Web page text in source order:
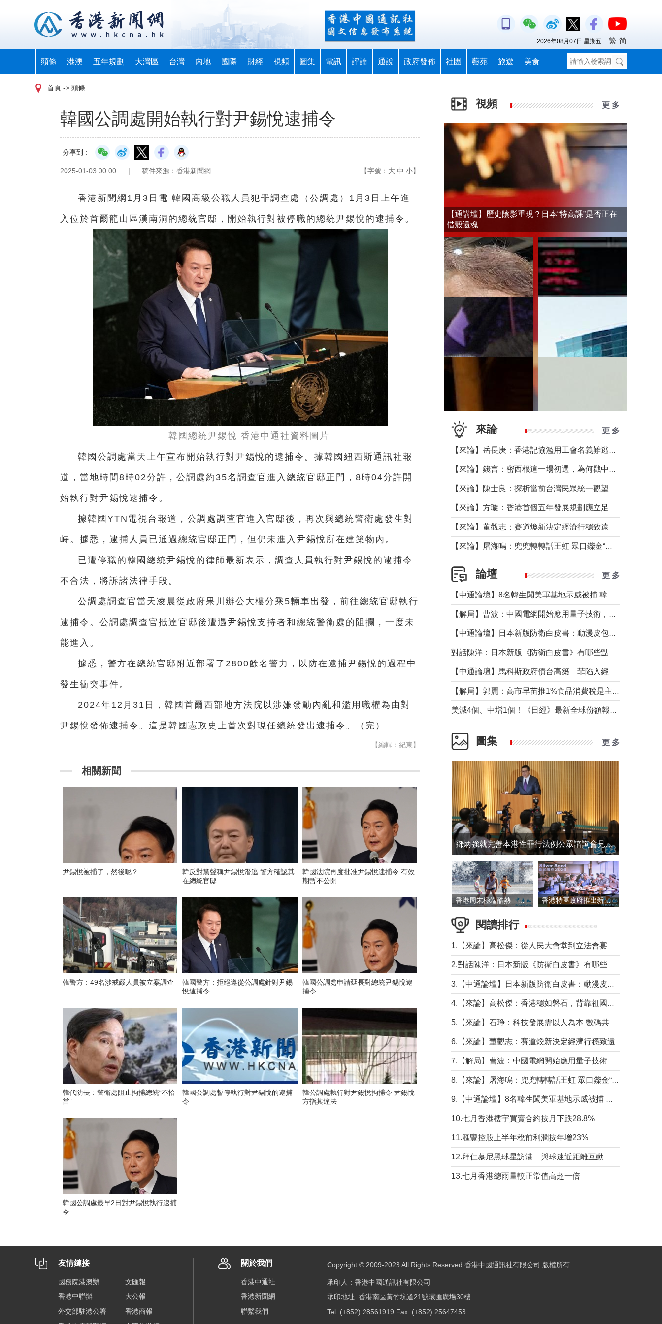
頭條 港澳 五年規劃 大灣區 台灣 內地 國際 財經 視頻 圖集 電訊 評論 通說 政府發佈 社團 藝苑 旅遊 美食
2026年08月07日 星期五 繁 简
首頁 -> 頭條
韓國公調處開始執行對尹錫悅逮捕令
分享到：
2025-01-03 00:00 | 稿件來源：香港新聞網 【字號： 大 中 小】
香港新聞網1月3日電 韓國高級公職人員犯罪調查處（公調處）1月3日上午進
入位於首爾龍山區漢南洞的總統官邸，開始執行對被停職的總統尹錫悅的逮捕令。
韓國總統尹錫悅 香港中通社資料圖片
韓國公調處當天上午宣布開始執行對尹錫悅的逮捕令。據韓國紐西斯通訊社報
道，當地時間8時02分許，公調處約35名調查官進入總統官邸正門，8時04分許開
始執行對尹錫悅逮捕令。
據韓國YTN電視台報道，公調處調查官進入官邸後，再次與總統警衛處發生對
峙。據悉，逮捕人員已通過總統官邸正門，但仍未進入尹錫悅所在建築物內。
已遭停職的韓國總統尹錫悅的律師最新表示，調查人員執行對尹錫悅的逮捕令
不合法，將訴諸法律手段。
公調處調查官當天凌晨從政府果川辦公大樓分乘5輛車出發，前往總統官邸執行
逮捕令。公調處調查官抵達官邸後遭遇尹錫悅支持者和總統警衛處的阻攔，一度未
能進入。
據悉，警方在總統官邸附近部署了2800餘名警力，以防在逮捕尹錫悅的過程中
發生衝突事件。
2024年12月31日，韓國首爾西部地方法院以涉嫌發動內亂和濫用職權為由對
尹錫悅發佈逮捕令。這是韓國憲政史上首次對現任總統發出逮捕令。（完）
【編輯：紀東】
相關新聞
尹錫悅被捕了，然後呢？
韓反對黨聲稱尹錫悅潛逃 警方確認其
在總統官邸
韓國法院再度批准尹錫悅逮捕令 有效
期暫不公開
韓警方：49名涉戒嚴人員被立案調查
韓國警方：拒絕遵從公調處針對尹錫
悅逮捕令
韓國公調處申請延長對總統尹錫悅逮
捕令
韓代防長：警衛處阻止拘捕總統“不恰
當”
韓國公調處暫停執行對尹錫悅的逮捕
令
韓公調處執行對尹錫悅拘捕令 尹錫悅
方指其違法
韓國公調處最早2日對尹錫悅執行逮捕
令
視頻 更 多
【通講壇】歷史陰影重現？日本“特高課”是否正在
借殼還魂
來論 更 多
【來論】董觀志：賽道煥新決定經濟行穩致遠
論壇 更 多
圖集 更 多
鄧炳強就完善本港性罪行法例公眾諮詢會見傳媒
香港周末極端酷熱 新界部分地區高見36度 香港特區政府推出新一批銀色債券 每手1萬元保底息4.25厘
閱讀排行
6.【來論】董觀志：賽道煥新決定經濟行穩致遠
10.七月香港樓宇買賣合約按月下跌28.8%
11.滙豐控股上半年稅前利潤按年增23%
12.拜仁慕尼黑球星訪港 與球迷近距離互動
13.七月香港總雨量較正常值高超一倍
友情鏈接
國務院港澳辦
文匯報
香港中聯辦
大公報
外交部駐港公署
香港商報
關於我們
香港中通社
香港新聞網
聯繫我們
Copyright © 2009-2023 All Rights Reserved 香港中國通訊社有限公司 版權所有
承印人：香港中國通訊社有限公司
承印地址: 香港南區黃竹坑道21號環匯廣場30樓
Tel: (+852) 28561919 Fax: (+852) 25647453